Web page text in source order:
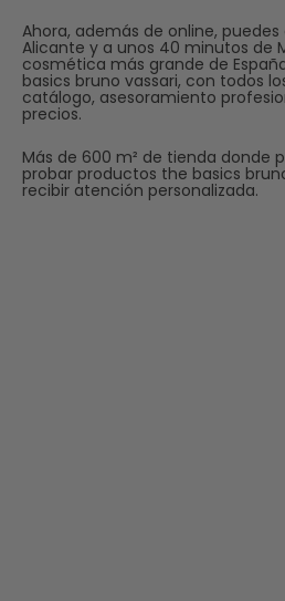
Ahora, además de online,
Alicante y a unos 40 minutos de
cosmética más grande de
basics bruno vassari, con todos
catálogo, asesoramiento
precios.
Más de 600 m² de tienda donde
probar productos the basics
recibir atención personalizada.